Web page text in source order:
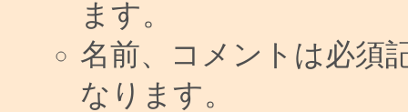
ます。
名前、コメントは必須
なります。